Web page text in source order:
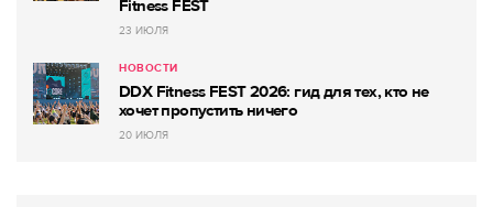
Fitness FEST
23 ИЮЛЯ
НОВОСТИ
DDX Fitness FEST 2026: гид для тех, кто не
хочет пропустить ничего
20 ИЮЛЯ